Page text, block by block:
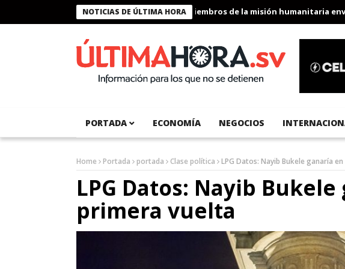
NOTICIAS DE ÚLTIMA HORA
Presidente Bukele condecora a miembros de la misión humanitaria
PORTADA ECONOMÍA NEGOCIOS
Home Portada portada Clase política LPG Datos: Nayib Bukele ganaría
LPG Datos: Nayib
primera vuelta